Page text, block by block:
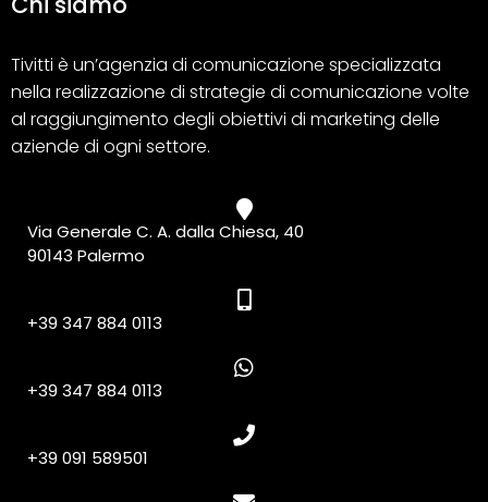
Tivitti è un’agenzia di comunicazione specializzata
nella realizzazione di strategie di comunicazione volte
al raggiungimento degli obiettivi di marketing delle
aziende di ogni settore.
Via Generale C. A. dalla Chiesa, 40
90143 Palermo
+39 347 884 0113
+39 347 884 0113
+39 091 589501